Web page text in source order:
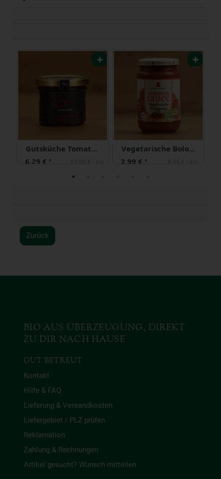
Gutsküche Tomatenpesto
6,29 € *
Vegetarische Bolognese ZW
2,99 € *
Zurück
BIO AUS ÜBERZEUGUNG, DIREKT
ZU DIR NACH HAUSE
GUT BETREUT
Kontakt
Hilfe & FAQ
Lieferung & Versandkosten
Liefergebiet / PLZ prüfen
Reklamation
Zahlung & Rechnungen
Artikel gesucht? Wunsch mitteilen